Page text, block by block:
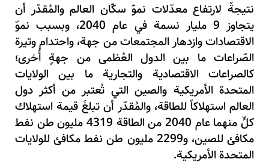
نتيجةً لارتفاع معدّلات نموّ سكّان العالم والمُقدّر أن
يتجاوز 9 مليار نسمة في عام 2040، وبسبب نموّ
الاقتصادات وازدهار المجتمعات من جهة، واحتدام وتيرة
الصّراعات ما بين الدول العُظمى من جهةٍ أُخرى؛
كالصراعات الاقتصادية والتجارية ما بين الولايات
المتحدة الأمريكية والصين التي تُعتبر من أكثر دول
العالم استهلاكاً للطاقة، والمُقدّر أن تبلغَ قيمة استهلاك
كلٍّ منهما عام 2040 من الطاقة 4319 مليون طن نفط
مكافئ للصين، و2299 مليون طن نفط مكافئ للولايات
المتحدة الأمريكية.